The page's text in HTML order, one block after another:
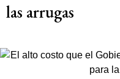
las arrugas